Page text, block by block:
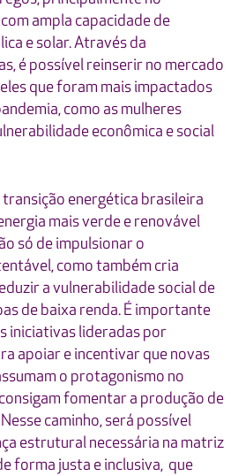
ampla capacidade de
e solar. Através da
é possível reinserir no mercado
que foram mais impactados
como as mulheres
econômica e social
energética brasileira
mais verde e renovável
só de impulsionar o
como também cria
a vulnerabilidade social de
de baixa renda. É importante
iniciativas lideradas por
apoiar e incentivar que novas
o protagonismo no
fomentar a produção de
caminho, será possível
estrutural necessária na matriz
forma justa e inclusiva, que